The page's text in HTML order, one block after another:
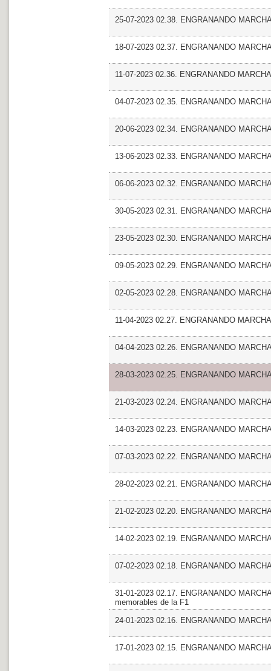
25-07-2023 02.38. ENGRANANDO
18-07-2023 02.37. ENGRANANDO
11-07-2023 02.36. ENGRANANDO
04-07-2023 02.35. ENGRANANDO
20-06-2023 02.34. ENGRANANDO
13-06-2023 02.33. ENGRANANDO
06-06-2023 02.32. ENGRANANDO
30-05-2023 02.31. ENGRANANDO
23-05-2023 02.30. ENGRANANDO
09-05-2023 02.29. ENGRANANDO
02-05-2023 02.28. ENGRANANDO
11-04-2023 02.27. ENGRANANDO
04-04-2023 02.26. ENGRANANDO
28-03-2023 02.25. ENGRANANDO
21-03-2023 02.24. ENGRANANDO
14-03-2023 02.23. ENGRANANDO
07-03-2023 02.22. ENGRANANDO
28-02-2023 02.21. ENGRANANDO
21-02-2023 02.20. ENGRANANDO
14-02-2023 02.19. ENGRANANDO
07-02-2023 02.18. ENGRANANDO
31-01-2023 02.17. ENGRANANDO
memorables de la F1
24-01-2023 02.16. ENGRANANDO
17-01-2023 02.15. ENGRANANDO